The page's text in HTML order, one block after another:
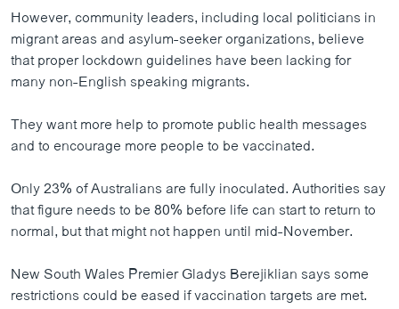
However, community leaders, including local politicians in
migrant areas and asylum-seeker organizations, believe
that proper lockdown guidelines have been lacking for
many non-English speaking migrants.
They want more help to promote public health messages
and to encourage more people to be vaccinated.
Only 23% of Australians are fully inoculated. Authorities say
that figure needs to be 80% before life can start to return to
normal, but that might not happen until mid-November.
New South Wales Premier Gladys Berejiklian says some
restrictions could be eased if vaccination targets are met.